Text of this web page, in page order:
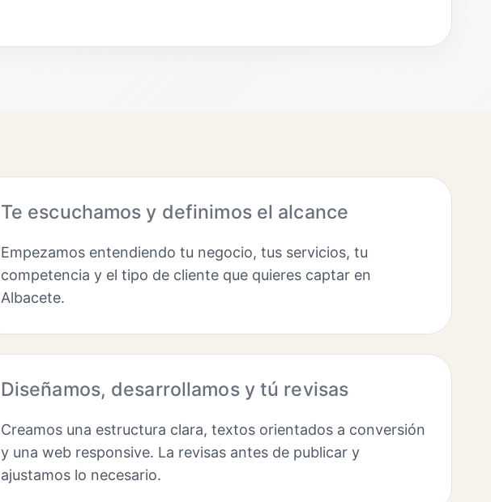
Te escuchamos y definimos el alcance
Empezamos entendiendo tu negocio, tus servicios, tu
competencia y el tipo de cliente que quieres captar en
Albacete.
Diseñamos, desarrollamos y tú revisas
Creamos una estructura clara, textos orientados a conversión
y una web responsive. La revisas antes de publicar y
ajustamos lo necesario.